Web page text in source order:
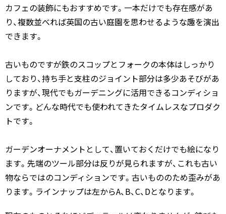
カフェの装飾にもおすすめです。一本だけでも存在感があ
り、複数並べれば英国の古い庭園を思わせるような趣を演出
できます。
古いものですが鉄のスコップとフォークの本体はしっかり
しており、持ち手と支柱のジョイント部分は多少あそびがあ
りますが、現代でもガーデニングに活用できるコンディショ
ンです。どんな時代でも使われてきたタイムレスなプロダク
トです。
ガーデンオーナメントとして、置いておくだけでも絵になり
ます。先端のツール部分は反りが見られますが、これも古い
物ならではのコンディションです。古いもののため歪みがあ
ります。ラインナップは左からA、B、C、Dとなります。